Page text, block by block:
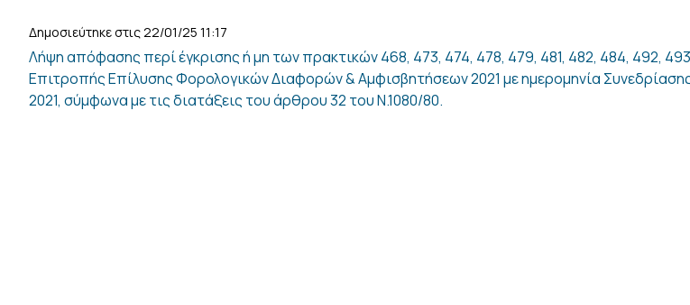
Δημοσιεύτηκε στις 22/01/25 11:17
Λήψη απόφασης περί έγκρισης ή μη των πρακτικών 468, 473, 474, 478, 479, 481, 482, 484, 492,
Επιτροπής Επίλυσης Φορολογικών Διαφορών & Αμφισβητήσεων 2021 με ημερομηνία
2021, σύμφωνα με τις διατάξεις του άρθρου 32 του Ν.1080/80.